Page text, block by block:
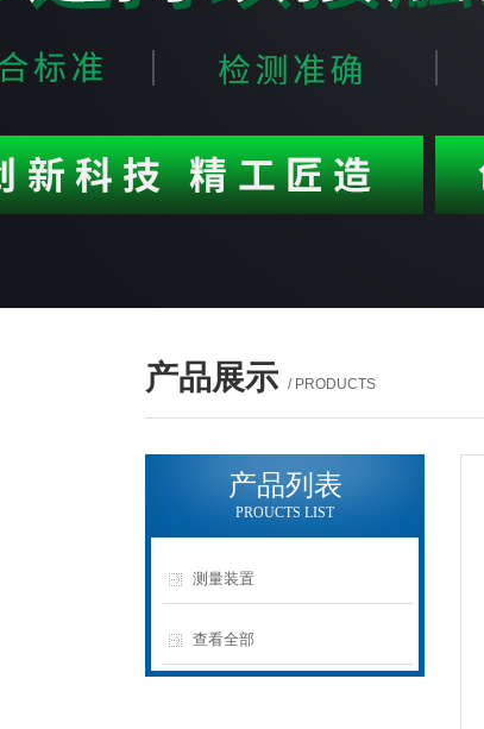
产品展示 / PRODUCTS
产品列表
PROUCTS LIST
测量装置
查看全部